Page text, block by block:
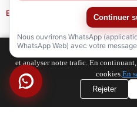
E-MAIL
voohu@voohuele.com
Médias
Tik
Tok
YouTube
Nous utilisons des cookies pour
et analyser notre trafic. En
cookies.En
Rejeter
Continuer
Nous ouvrirons WhatsApp
WhatsApp Web) avec votre